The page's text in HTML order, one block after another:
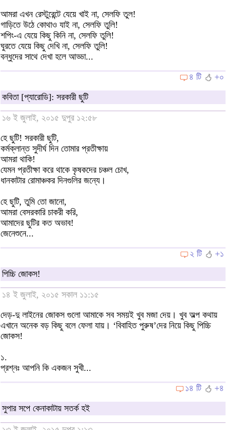
আমরা এখন রেস্টুরেন্টে যেয়ে খাই না, সেলফি তুল!
গাড়িতে উঠে কোথাও যাই না, সেলফি তুলি!
শপিং-এ যেয়ে কিছু কিনি না, সেলফি তুলি!
ঘুরতে যেয়ে কিছু দেখি না, সেলফি তুলি!
বন্ধুদের সাথে দেখা হলে আড্ডা...
৪ টি
+০
কবিতা [প্যারোডি]: সরকারী ছুটি
১৬ ই জুলাই, ২০১৫ দুপুর ১২:৫৮
হে ছুটি! সরকারী ছুটি,
কর্মক্লান্ত সুদীর্ঘ দিন তোমার প্রতীক্ষায়
আমরা থাকি!
যেমন প্রতীক্ষা করে থাকে কৃষকদের চঞ্চল চোখ,
ধানকাটার রোমাঞ্চকর দিনগুলির জন্যে।
হে ছুটি, তুমি তো জানো,
আমরা বেসরকারি চাকরী করি,
আমাদের ছুটির কত অভাব!
জেনেশুনে...
২ টি
+১
পিচ্চি জোকস!
১৪ ই জুলাই, ২০১৫ সকাল ১১:১৫
দেড়-দু লাইনের জোকস গুলো আমাকে সব সময়ই খুব মজা দেয়। খুব অল্প কথায়
এখানে অনেক বড় কিছু বলে ফেলা যায়। ‘বিবাহিত পুরুষ’দের নিয়ে কিছু পিচ্চি
জোকস!
১.
প্রশ্নঃ আপনি কি একজন সুখী...
১৪ টি
+৪
সুপার সপে কেনাকাটায় সতর্ক হই